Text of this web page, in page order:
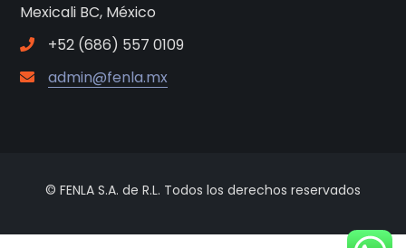
Mexicali BC, México
+52 (686) 557 0109
admin@fenla.mx
© FENLA S.A. de R.L. Todos los derechos reservados